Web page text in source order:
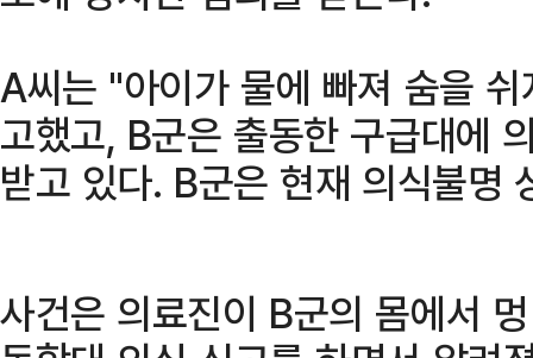
A씨는 "아이가 물에 빠져 숨을
고했고, B군은 출동한 구급대에
받고 있다. B군은 현재 의식불명
사건은 의료진이 B군의 몸에서